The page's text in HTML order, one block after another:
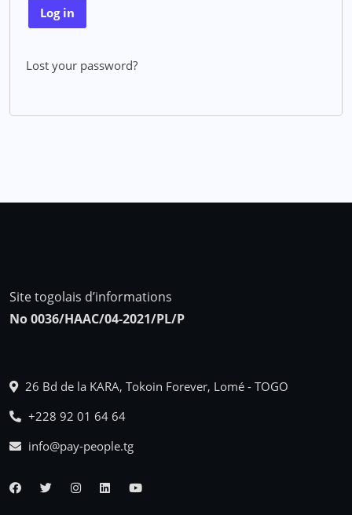
Log in
Lost your password?
Site togolais d’informations
No 0036/HAAC/04-2021/PL/P
26 Bd de la KARA, Tokoin Forever, Lomé - TOGO
+228 92 01 64 64
info@pay-people.tg